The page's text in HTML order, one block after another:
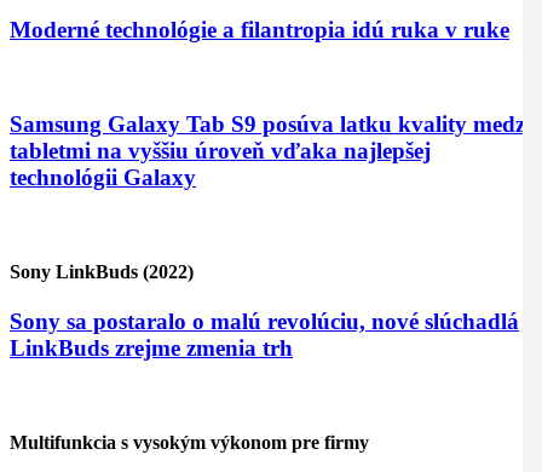
Moderné technológie a filantropia idú ruka v ruke
Samsung Galaxy Tab S9 posúva latku kvality medzi
tabletmi na vyššiu úroveň vďaka najlepšej
technológii Galaxy
Sony LinkBuds (2022)
Sony sa postaralo o malú revolúciu, nové slúchadlá
LinkBuds zrejme zmenia trh
Multifunkcia s vysokým výkonom pre firmy